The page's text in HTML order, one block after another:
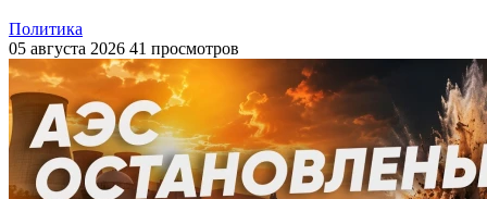
Политика
05 августа 2026 41 просмотров